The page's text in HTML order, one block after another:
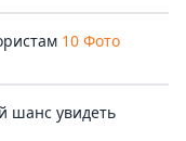
10 Фото
шанс увидеть